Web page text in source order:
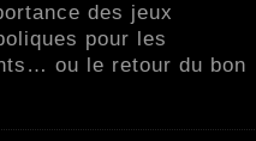
des jeux
pour les
ou le retour du bon